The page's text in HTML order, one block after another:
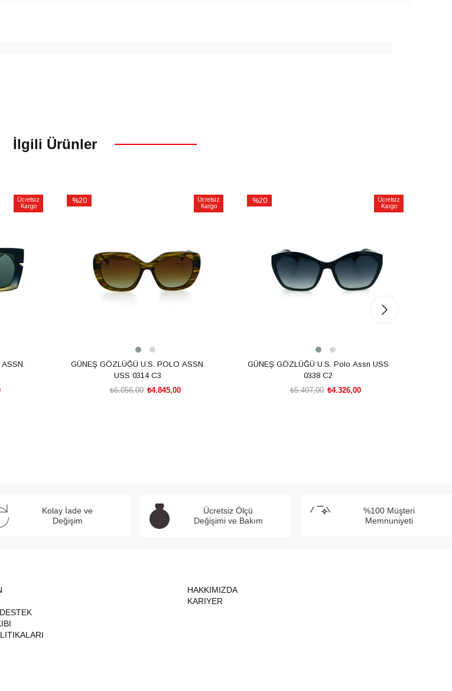
İlgili Ürünler
Ücretsiz
Kargo
%20
Ücretsiz
Kargo
GÜNEŞ GÖZLÜĞÜ U.S. POLO ASSN.
USS 0314 C3
₺4.845,00
₺6.056,00
%20
Ücretsiz
Kargo
GÜNEŞ GÖZLÜĞÜ U.S. Polo Assn USS
0338 C2
₺4.326,00
₺5.407,00
Kolay İade ve
Değişim
Ücretsiz Ölçü
Değişimi ve Bakım
%100 Müşteri
Memnuniyeti
HAKKIMIZDA
KARIYER